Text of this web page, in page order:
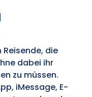
die
dabei ihr
zu müssen.
iMessage, E-